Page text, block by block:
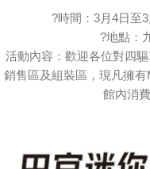
?️時間：3月4日至
?地點：
活動內容：歡迎各位對四
銷售區及組裝區，現凡擁
館內消